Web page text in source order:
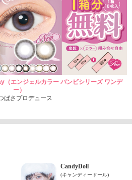
エンジェルカラー バンビシリーズ ワンデ
ー）
ばさプロデュース